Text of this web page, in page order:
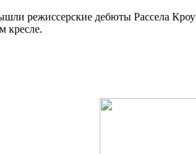
режиссерские дебюты Рассела
кресле.